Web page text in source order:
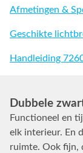
Afmetingen &
Geschikte
Handleiding
Dubbele
Functioneel en
elk interieur. En
ruimte. Ook fijn,